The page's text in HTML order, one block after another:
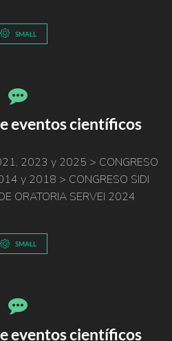
SMALL
eventos científicos
2023 y 2025 > CONGRESO
y 2018 > CONGRESO SIDI
ORATORIA SERVEI 2024
SMALL
eventos científicos